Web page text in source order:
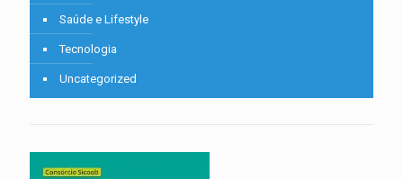
Saúde e Lifestyle
Tecnologia
Uncategorized